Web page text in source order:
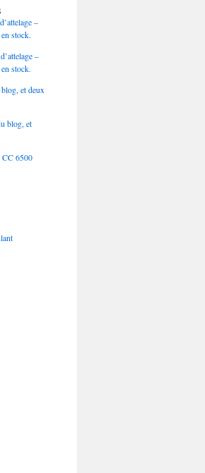
–
stock.
–
stock.
et deux
blog, et
CC 6500